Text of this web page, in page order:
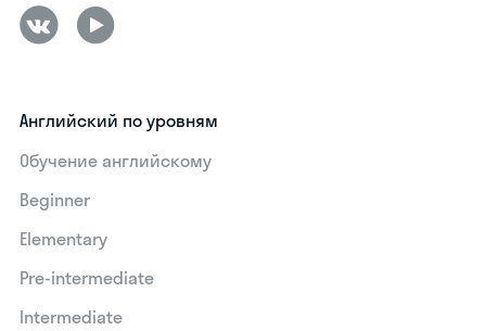
Английский по уровням
Обучение английскому
Beginner
Elementary
Pre-intermediate
Intermediate